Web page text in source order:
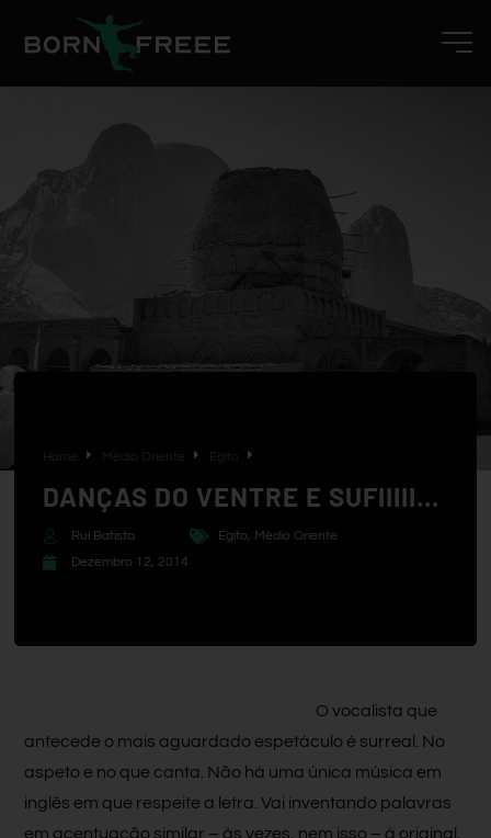
Médio Oriente
DANÇAS DO VENTRE E SUFIIIII…
Rui Batista Egito, Médio Oriente
Dezembro 12, 2014
O vocalista que
antecede o mais aguardado espetáculo é surreal. No
aspeto e no que canta. Não há uma única música em
inglês em que respeite a letra. Vai inventando palavras
em acentuação similar – às vezes, nem isso – à original.